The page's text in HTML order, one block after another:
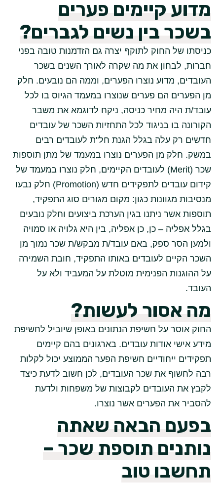
מדוע קיימים פערים
בשכר בין נשים לגברים?
כניסתו של החוק לתוקף יצרה גם הזדמנות טובה בפני
חברות, לבחון את מה שקרה לאורך השנים בשכר
העובדים, מדוע נוצרו הפערים, וממה הם נובעים. חלק
מן הפערים הם פערים שנוצרו במעמד הגיוס בו לכל
עובד/ת היה מחיר כניסה, ניקח לדוגמא את משבר
הקורונה בו בניגוד לכל התחזיות השכר של עובדים
חדשים רק עלה בגלל הגנת חל"ת לעובדים רבים
במשק. חלק מן הפערים נוצרו במעמד של מתן תוספות
שכר (Merit) לעובדים הקיימים, חלק נוצרו במעמד של
קידום עובדים לתפקידים חדש (Promotion) חלק נבעו
מנסיבות מגוונות כגון: מקום מגורים סוג התפקיד,
תוספות אשר ניתנו בגין הערכת ביצועים וחלק נובעים
בגלל אפליה – כן, כן אפליה, בין היא גלויה או סמויה
ולמען הסר ספק, באם עובד/ת מבקש/ת שכר נמוך מן
השכר הקיים לעובדים באותו התפקיד, חובת השמירה
על ההוגנות הפנימית מוטלת על המעביד ולא על
העובד.
מה אסור לעשות?
החוק אוסר על חשיפת הנתונים באופן שיוביל לחשיפת
מידע אישי אודות עובדים. בארגונים בהם קיימים
תפקידים ייחודיים חשיפת הפער הממוצע יכול לקלות
רבה לחשוף את שכר העובדים, לכן חשוב לדעת כיצד
לקבץ את העובדים לקבוצות של משפחות ולדעת
להסביר את הפערים אשר נוצרו.
בפעם הבאה שאתה
נותנים תוספת שכר –
תחשבו טוב